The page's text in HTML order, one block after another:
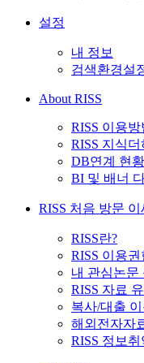
설정
내 정보
검색환경설
About RISS
RISS 이용방
RISS 지식더
DB연계 현황
BI 및 배너
RISS 처음 방문 이
RISS란?
RISS 이용권
내 관심논문
RISS 자료
복사/대출
해외전자자
RISS 정보